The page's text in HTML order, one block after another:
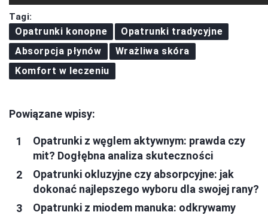
Tagi:
Opatrunki konopne
Opatrunki tradycyjne
Absorpcja płynów
Wrażliwa skóra
Komfort w leczeniu
Powiązane wpisy:
Opatrunki z węglem aktywnym: prawda czy
mit? Dogłębna analiza skuteczności
Opatrunki okluzyjne czy absorpcyjne: jak
dokonać najlepszego wyboru dla swojej rany?
Opatrunki z miodem manuka: odkrywamy